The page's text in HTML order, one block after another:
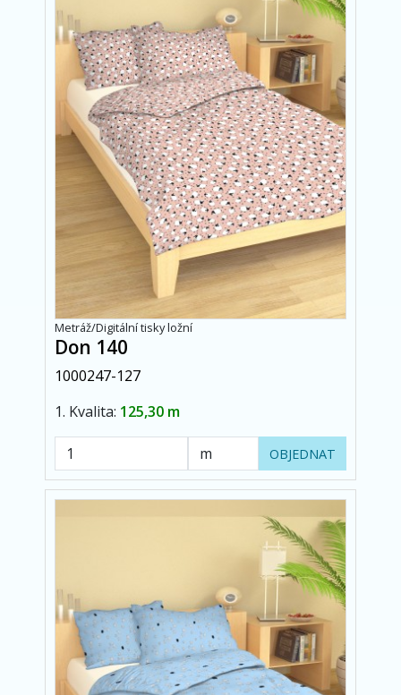
Metráž/Digitální tisky ložní
Don 140
1000247-127
1. Kvalita: 125,30 m
OBJEDNAT